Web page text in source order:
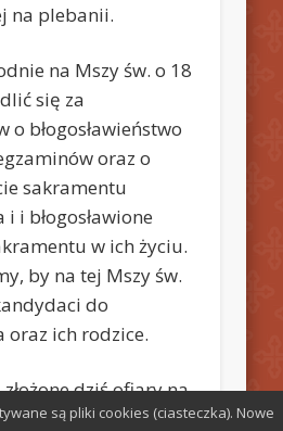
na plebanii.
na Mszy św. o 18
się za
o błogosławieństwo
oraz o
sakramentu
i błogosławione
w ich życiu.
by na tej Mszy św.
do
oraz ich rodzice.
dziś ofiary na
są pliki cookies (ciasteczka). Nowe